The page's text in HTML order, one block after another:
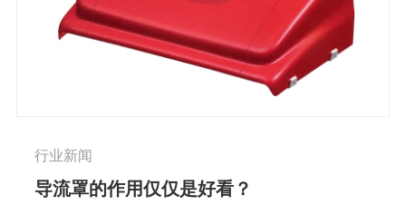
行业新闻
导流罩的作用仅仅是好看？